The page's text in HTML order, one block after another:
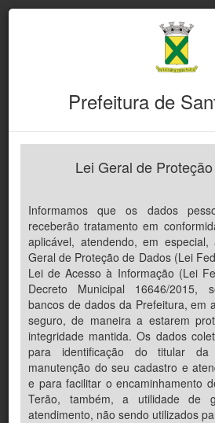
Prefeitura de
Lei Geral de
Informamos que os dados
receberão tratamento em
aplicável, atendendo, em
Geral de Proteção de Dados (Lei
Lei de Acesso à Informação (Lei
Decreto Municipal 16646/2015,
bancos de dados da Prefeitura, em
seguro, de maneira a estarem
integridade mantida. Os dados
para identificação do titular da
manutenção do seu cadastro e
e para facilitar o encaminhamento
Terão, também, a utilidade de
atendimento, não sendo utilizados